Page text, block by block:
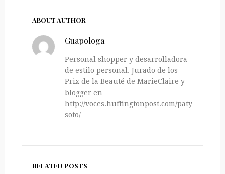
ABOUT AUTHOR
Guapologa
Personal shopper y desarrolladora
de estilo personal. Jurado de los
Prix de la Beauté de MarieClaire y
blogger en
http://voces.huffingtonpost.com/paty-
soto/
RELATED POSTS